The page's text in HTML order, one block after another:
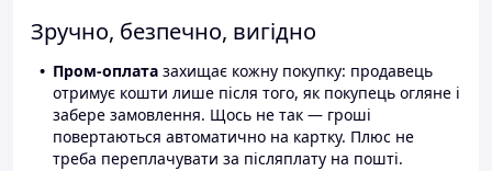
Зручно, безпечно, вигідно
Пром-оплата захищає кожну покупку: продавець
отримує кошти лише після того, як покупець огляне і
забере замовлення. Щось не так — гроші
повертаються автоматично на картку. Плюс не
треба переплачувати за післяплату на пошті.